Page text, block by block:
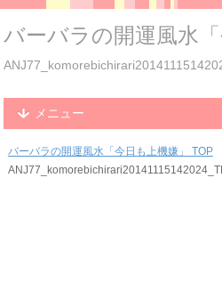
バーバラの開運風水「
メニュー
バーバラの開運風水「今日も上機嫌」 TOP